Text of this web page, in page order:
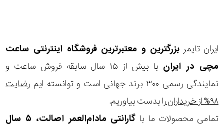
ایران تایمر بزرگترین و معتبرترین فروشگاه اینترنتی ساعت
مچی در ایران
با بیش از ۱۵ سال سابقه فروش ساعت و
نمایندگی رسمی ۳۰۰ برند جهانی است و توانسته ایم
رضایت
۹۸% از خریداران
را بدست بیاوریم.
تمامی محصولات ما با
گارانتی مادام‌العمر اصالت، ۵ سال